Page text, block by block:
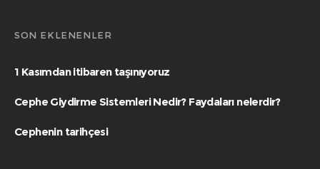
SON EKLENENLER
1 Kasımdan itibaren taşınıyoruz
Cephe Giydirme Sistemleri Nedir? Faydaları nelerdir?
Cephenin tarihçesi